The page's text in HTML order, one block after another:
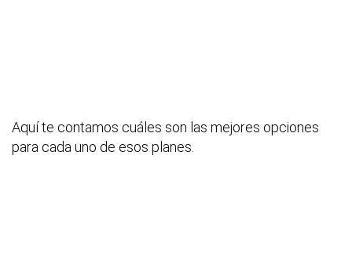
Aquí te contamos cuáles son las mejores opciones
para cada uno de esos planes.